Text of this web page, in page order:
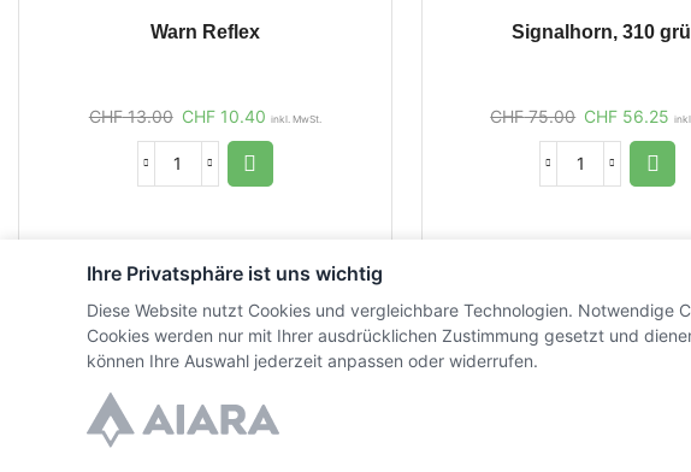
Warn Reflex
CHF13.00 CHF10.40 inkl. MwSt.
Signalhorn, 310
CHF75.00 CHF 56.25
© Copyright WaffenZimmi | Powered by
Ihre Privatsphäre ist uns wichtig
Diese Website nutzt Cookies und vergleichbare Technologien. Notwendige
Cookies werden nur mit Ihrer ausdrücklichen Zustimmung gesetzt und
können Ihre Auswahl jederzeit anpassen oder widerrufen.